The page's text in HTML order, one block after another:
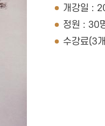
개강일 :
정원 : 30
수강료(3